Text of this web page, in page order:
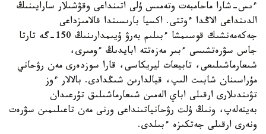
ءىس-شارا ماحامبەت وتەمىس ۇلى اتىنداعى وقۋشىلار سارايىنىڭ
الدىنداعى الاڭدا ءوتتى. اكسيا بارىسىندا قالامىزداعى
جەكەمەنشىك قوسىمشا ءبىلىم بەرۋ ۇيىمدارىنىڭ 150-گە تارتا
جاس سۋرەتشىسى ءبىر مەزەتتە ابايدىڭ ءومىرى،
شىعارماشىلىعى، تابيعات ليريكاسى، قارا سوزدەرى مەن رۋحاني
مۇراسىنان شابىت الىپ، قيالدارىن شىڭدادى. بالالار ءوز
تۋىندىلارى ارقىلى اباي الەمىن شىعارماشىلىق تۇرعىدان
بەينەلەپ، ونىڭ ۇلت رۋحانياتىنداعى ورنى مەن تاعىلىمىن سۋرەت
ونەرى ارقىلى جەتكىزە ءبىلدى.